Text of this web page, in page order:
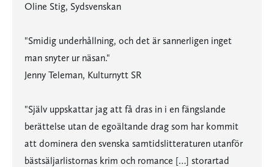
Oline Stig, Sydsvenskan
"Smidig underhållning, och det är sannerligen inget
man snyter ur näsan."
Jenny Teleman, Kulturnytt SR
"Själv uppskattar jag att få dras in i en fängslande
berättelse utan de egoältande drag som har kommit
att dominera den svenska samtidslitteraturen utanför
bästsäljarlistornas krim och romance […] storartad